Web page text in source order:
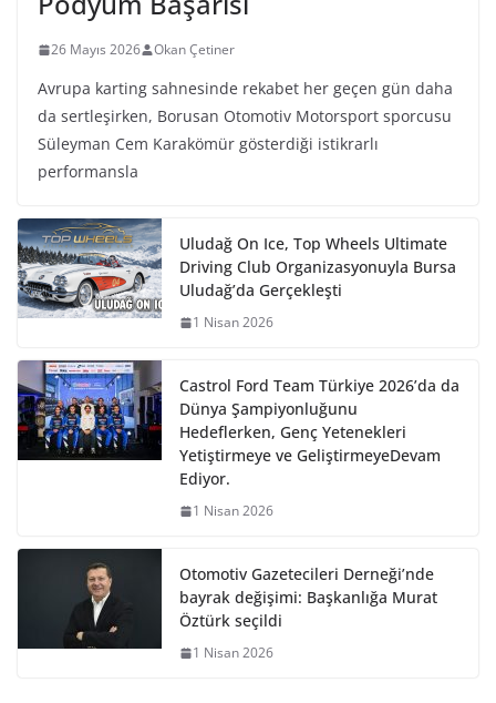
26 Mayıs 2026 Okan Çetiner
Avrupa karting sahnesinde rekabet her geçen gün daha
da sertleşirken, Borusan Otomotiv Motorsport sporcusu
Süleyman Cem Karakömür gösterdiği istikrarlı
performansla
Uludağ On Ice, Top Wheels Ultimate
Driving Club Organizasyonuyla Bursa
Uludağ’da Gerçekleşti
1 Nisan 2026
Castrol Ford Team Türkiye 2026’da da
Dünya Şampiyonluğunu
Hedeflerken, Genç Yetenekleri
Yetiştirmeye ve GeliştirmeyeDevam
Ediyor.
1 Nisan 2026
Otomotiv Gazetecileri Derneği’nde
bayrak değişimi: Başkanlığa Murat
Öztürk seçildi
1 Nisan 2026